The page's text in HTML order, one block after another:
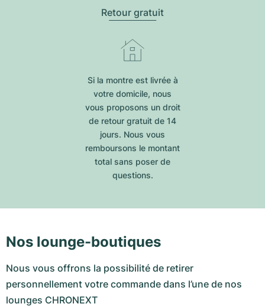
Retour gratuit
Si la montre est livrée à
votre domicile, nous
vous proposons un droit
de retour gratuit de 14
jours. Nous vous
remboursons le montant
total sans poser de
questions.
Nos lounge-boutiques
Nous vous offrons la possibilité de retirer
personnellement votre commande dans l’une de nos
lounges CHRONEXT